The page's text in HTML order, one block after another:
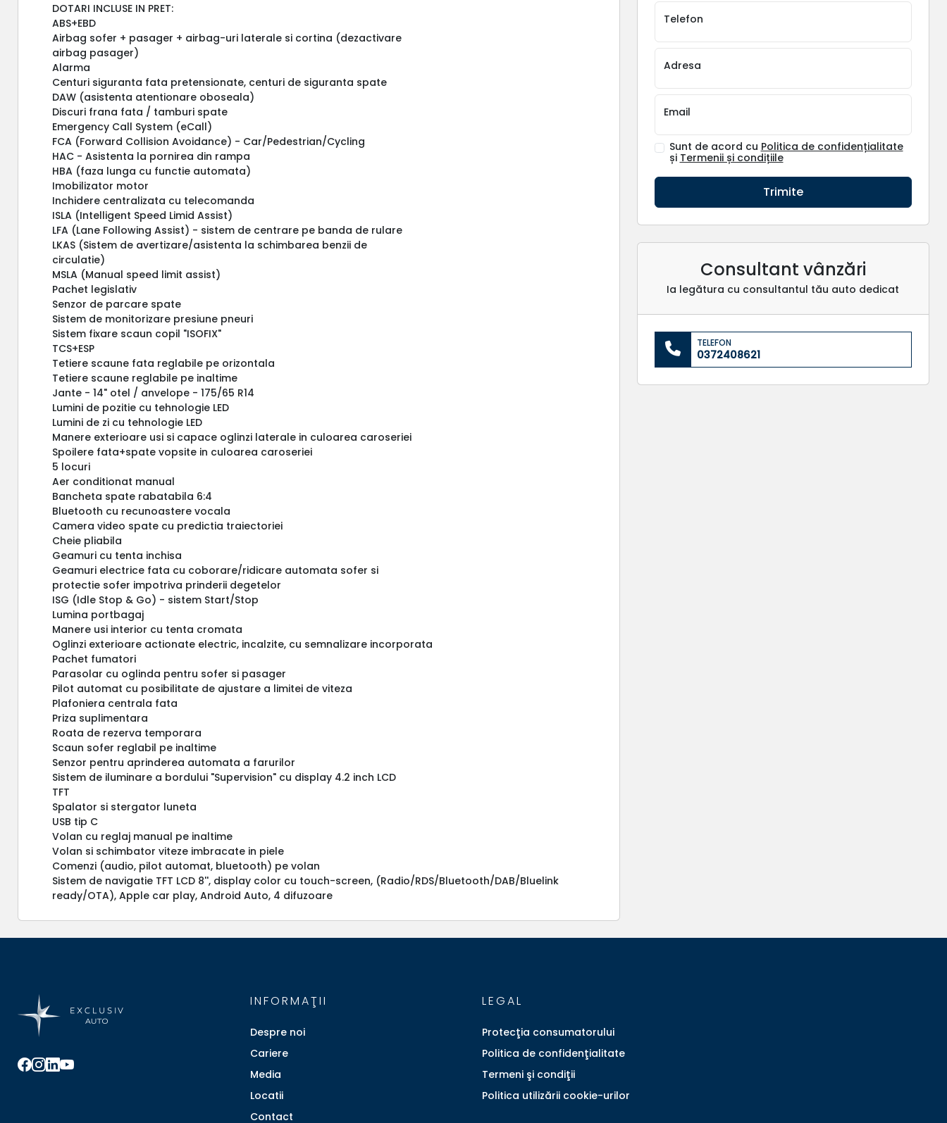
DOTARI INCLUSE IN PRET:
ABS+EBD
Airbag sofer + pasager + airbag-uri laterale si cortina (dezactivare
airbag pasager)
Alarma
Centuri siguranta fata pretensionate, centuri de siguranta spate
DAW (asistenta atentionare oboseala)
Discuri frana fata / tamburi spate
Emergency Call System (eCall)
FCA (Forward Collision Avoidance) - Car/Pedestrian/Cycling
HAC - Asistenta la pornirea din rampa
HBA (faza lunga cu functie automata)
Imobilizator motor
Inchidere centralizata cu telecomanda
ISLA (Intelligent Speed Limid Assist)
LFA (Lane Following Assist) - sistem de centrare pe banda de rulare
LKAS (Sistem de avertizare/asistenta la schimbarea benzii de
circulatie)
MSLA (Manual speed limit assist)
Pachet legislativ
Senzor de parcare spate
Sistem de monitorizare presiune pneuri
Sistem fixare scaun copil "ISOFIX"
TCS+ESP
Tetiere scaune fata reglabile pe orizontala
Tetiere scaune reglabile pe inaltime
Jante - 14" otel / anvelope - 175/65 R14
Lumini de pozitie cu tehnologie LED
Lumini de zi cu tehnologie LED
Manere exterioare usi si capace oglinzi laterale in culoarea caroseriei
Spoilere fata+spate vopsite in culoarea caroseriei
5 locuri
Aer conditionat manual
Bancheta spate rabatabila 6:4
Bluetooth cu recunoastere vocala
Camera video spate cu predictia traiectoriei
Cheie pliabila
Geamuri cu tenta inchisa
Geamuri electrice fata cu coborare/ridicare automata sofer si
protectie sofer impotriva prinderii degetelor
ISG (Idle Stop & Go) - sistem Start/Stop
Lumina portbagaj
Manere usi interior cu tenta cromata
Oglinzi exterioare actionate electric, incalzite, cu semnalizare incorporata
Pachet fumatori
Parasolar cu oglinda pentru sofer si pasager
Pilot automat cu posibilitate de ajustare a limitei de viteza
Plafoniera centrala fata
Priza suplimentara
Roata de rezerva temporara
Scaun sofer reglabil pe inaltime
Senzor pentru aprinderea automata a farurilor
Sistem de iluminare a bordului "Supervision" cu display 4.2 inch LCD
TFT
Spalator si stergator luneta
USB tip C
Volan cu reglaj manual pe inaltime
Volan si schimbator viteze imbracate in piele
Comenzi (audio, pilot automat, bluetooth) pe volan
Sistem de navigatie TFT LCD 8'', display color cu touch-screen, (Radio/RDS/Bluetooth/DAB/Bluelink
ready/OTA), Apple car play, Android Auto, 4 difuzoare
Telefon
Adresa
Email
Sunt de acord cu Politica de confidențialitate
și Termenii și condițiile
Trimite
Consultant vânzări
Ia legătura cu consultantul tău auto dedicat
TELEFON
0372408621
INFORMAŢII
Despre noi
Cariere
Media
Locatii
Contact
LEGAL
Protecţia consumatorului
Politica de confidenţialitate
Termeni şi condiţii
Politica utilizării cookie-urilor